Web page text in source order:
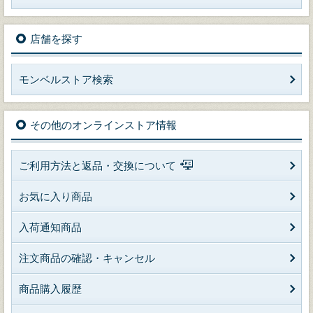
店舗を探す
モンベルストア検索
その他のオンラインストア情報
ご利用方法と返品・交換について
お気に入り商品
入荷通知商品
注文商品の確認・キャンセル
商品購入履歴